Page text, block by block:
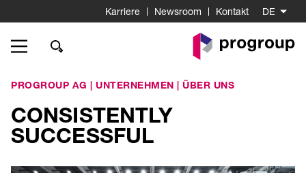
Karriere Newsroom Kontakt DE
Go
to
PROGROUP AG | UNTERNEHMEN | ÜBER UNS
CONSISTENTLY
SUCCESSFUL